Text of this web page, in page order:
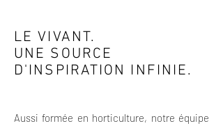
LE VIVANT.
UNE SOURCE
D'INSPIRATION INFINIE.
Aussi formée en horticulture, notre équipe